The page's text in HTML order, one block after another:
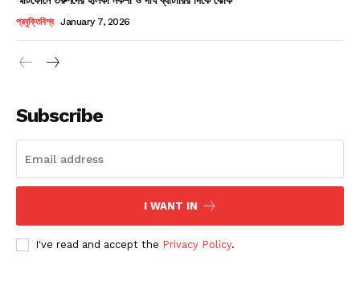
Company
About
Subscription Plans
My account
প্রযুক্তিবিশ্ব January 7, 2026
Subscribe
I WANT IN
I've read and accept the Privacy Policy.